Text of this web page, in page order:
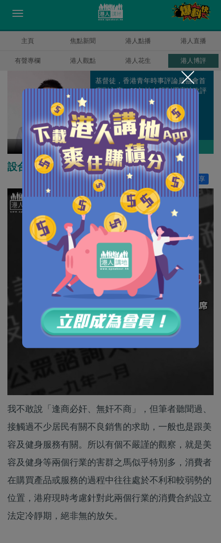
主頁 焦點新聞 港人點播 港人直播
有聲專欄 港人觀點 港人花生 港人博評
陳志豪
基督徒，香港青年時事評論員協會首
席副主席，09年始在報刊撰寫時政評
論，深信香港可再創輝煌。
作者其他博評
設合約冷靜期踢走害群之馬
分享
42
我不敢說「逢商必奸、無奸不商」，但筆者聽聞過、
接觸過不少居民有關不良銷售的求助，一般也是跟美
容及健身服務有關。所以有個不嚴謹的觀察，就是美
容及健身等兩個行業的害群之馬似乎特別多，消費者
在購買產品或服務的過程中往往處於不利和較弱勢的
位置，港府現時考慮針對此兩個行業的消費合約設立
法定冷靜期，絕非無的放矢。